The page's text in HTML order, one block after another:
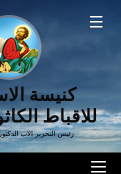
كنيسة
للاقباط
رئيس التحرير الاب